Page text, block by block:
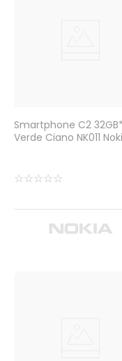
Smartphone C2 32GB*
Verde Ciano NK011
☆☆☆☆☆